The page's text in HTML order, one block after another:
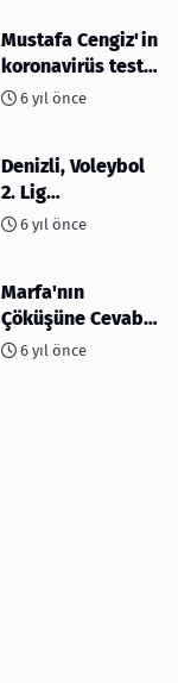
Mustafa Cengiz'in
koronavirüs test
sonucu açıklandı
6 yıl önce
Denizli, Voleybol
2. Lig
müsabakalarına
6 yıl önce
Marfa'nın
Çöküşüne Cevabı:
Kahve ve
6 yıl önce